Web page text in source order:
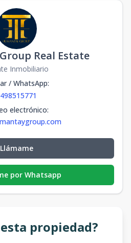
Real Estate
Inmobiliario
/ WhatsApp:
electrónico:
Llámame
por Whatsapp
propiedad?